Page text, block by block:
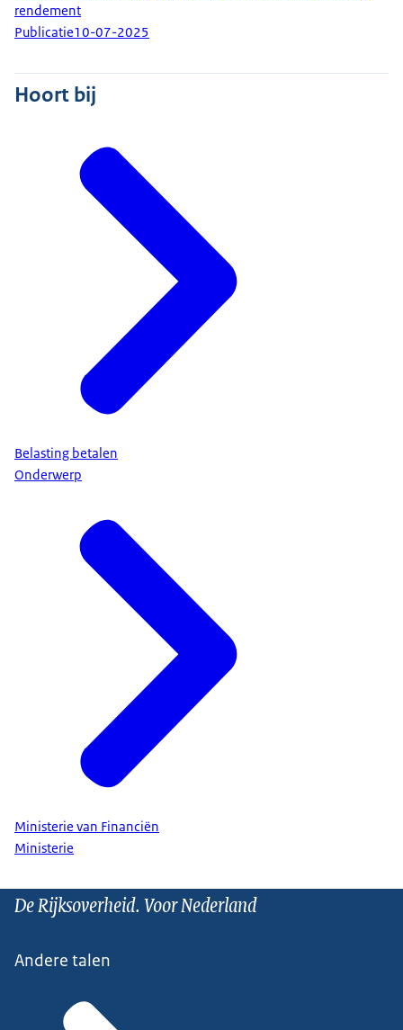
rendement
Publicatie10-07-2025
Hoort bij
Belasting betalen
Onderwerp
Ministerie van Financiën
Ministerie
De Rijksoverheid. Voor Nederland
Andere talen